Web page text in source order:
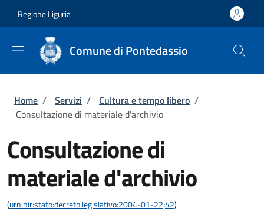
Regione Liguria
Comune di Pontedassio
Briciole di pane
Home / Servizi / Cultura e tempo libero /
Consultazione di materiale d'archivio
Consultazione di
materiale d'archivio
(urn:nir:stato:decreto.legislativo:2004-01-22;42)